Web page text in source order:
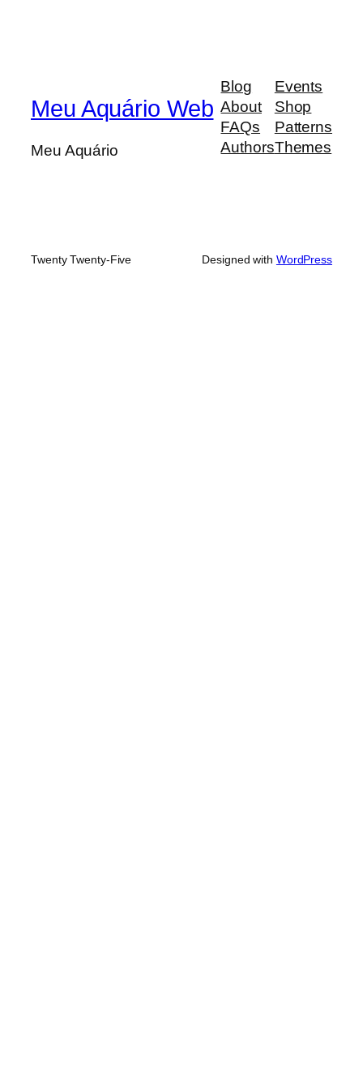
Meu Aquário Web
Meu Aquário
Blog
About
FAQs
Authors
Events
Shop
Patterns
Themes
Twenty Twenty-Five Designed with WordPress